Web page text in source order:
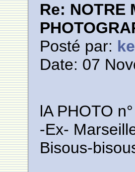
Re: NOTRE
Posté par:
Date: 07
lA PHOTO
-Ex-
Bisous-